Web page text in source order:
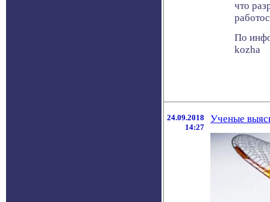
что
По
kozha
24.09.2018
14:27
Ученые